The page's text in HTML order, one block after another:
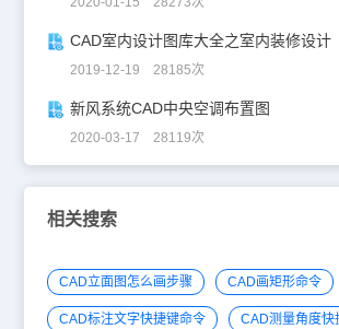
CAD室内设计图库大全之室内装修设计
2019-12-19 28185次
新风系统CAD中央空调布置图
2020-03-17 28119次
相关搜索
CAD立面图怎么画步骤 CAD画矩形命令
CAD标注文字快捷键命令 CAD测量角度快